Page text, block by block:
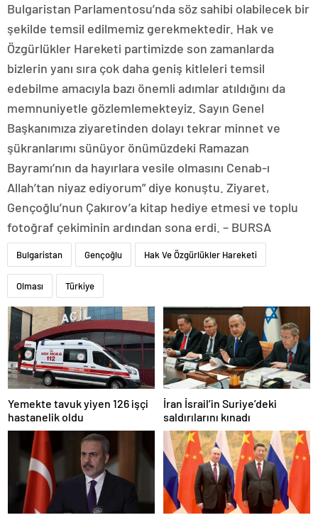
Bulgaristan Parlamentosu’nda söz sahibi olabilecek bir
şekilde temsil edilmemiz gerekmektedir. Hak ve
Özgürlükler Hareketi partimizde son zamanlarda
bizlerin yanı sıra çok daha geniş kitleleri temsil
edebilme amacıyla bazı önemli adımlar atıldığını da
memnuniyetle gözlemlemekteyiz. Sayın Genel
Başkanımıza ziyaretinden dolayı tekrar minnet ve
şükranlarımı sünüyor önümüzdeki Ramazan
Bayramı’nın da hayırlara vesile olmasını Cenab-ı
Allah’tan niyaz ediyorum” diye konuştu. Ziyaret,
Gençoğlu’nun Çakırov’a kitap hediye etmesi ve toplu
fotoğraf çekiminin ardından sona erdi. – BURSA
Bulgaristan Gençoğlu Hak Ve Özgürlükler Hareketi
Olması Türkiye
Yemekte tavuk yiyen 126 işçi
hastanelik oldu
İran İsrail’in Suriye’deki
saldırılarını kınadı